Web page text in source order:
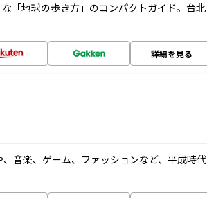
「地球の歩き方」のコンパクトガイド。台北
詳細を見る
音楽、ゲーム、ファッションなど、平成時代